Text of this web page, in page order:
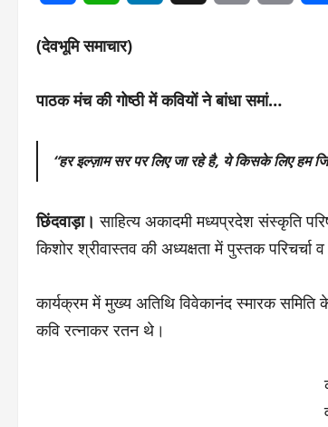
(देवभूमि समाचार)
पाठक मंच की गोष्ठी में कवियों ने बांधा समां…
“हर इल्ज़ाम सर पर लिए जा रहे है, ये किसके लिए हम
छिंदवाड़ा। साहित्य अकादमी मध्यप्रदेश संस्कृति
किशोर श्रीवास्तव की अध्यक्षता में पुस्तक
कार्यक्रम में मुख्य अतिथि विवेकानंद स्मारक
कवि रत्नाकर रतन थे।